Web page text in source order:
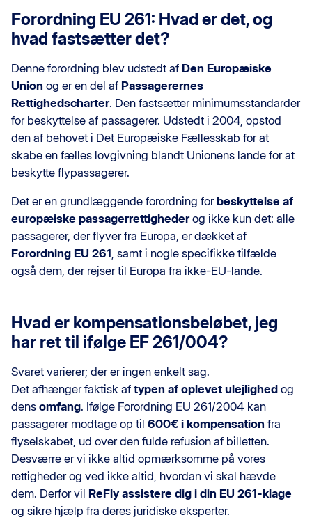
Forordning EU 261: Hvad er det, og
hvad fastsætter det?
Denne forordning blev udstedt af Den Europæiske
Union og er en del af Passagerernes
Rettighedscharter. Den fastsætter minimumsstandarder
for beskyttelse af passagerer. Udstedt i 2004, opstod
den af behovet i Det Europæiske Fællesskab for at
skabe en fælles lovgivning blandt Unionens lande for at
beskytte flypassagerer.
Det er en grundlæggende forordning forbeskyttelse af
europæiske passagerrettighederog ikke kun det: alle
passagerer, der flyver fra Europa, er dækket af
Forordning EU 261 , samt i nogle specifikke tilfælde
også dem, der rejser til Europa fra ikke-EU-lande.
Hvad er kompensationsbeløbet, jeg
har ret til ifølge EF 261/004?
Svaret varierer; der er ingen enkelt sag.
Det afhænger faktisk af typen af oplevet ulejlighed og
dens omfang. Ifølge Forordning EU 261/2004 kan
passagerer modtage op til 600€ i kompensation fra
flyselskabet, ud over den fulde refusion af billetten.
Desværre er vi ikke altid opmærksomme på vores
rettigheder og ved ikke altid, hvordan vi skal hævde
dem. Derfor vil ReFly assistere dig i din EU 261-klage
og sikre hjælp fra deres juridiske eksperter.